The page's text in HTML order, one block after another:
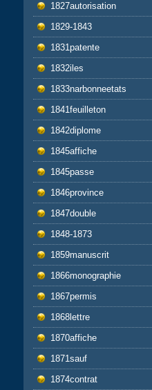
1827autorisation
1829-1843
1831patente
1832iles
1833narbonneetats
1841feuilleton
1842diplome
1845affiche
1845passe
1846province
1847double
1848-1873
1859manuscrit
1866monographie
1867permis
1868lettre
1870affiche
1871sauf
1874contrat